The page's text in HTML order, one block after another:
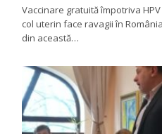
Vaccinare gratuită împotriva
col uterin face ravagii în
din această…